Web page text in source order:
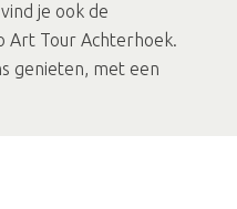
je ook de
Art Tour Achterhoek.
genieten, met een